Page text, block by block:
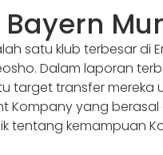
satu klub terbesar
Dalam laporan
target transfer mereka
yang berasal
tentang kemampuan